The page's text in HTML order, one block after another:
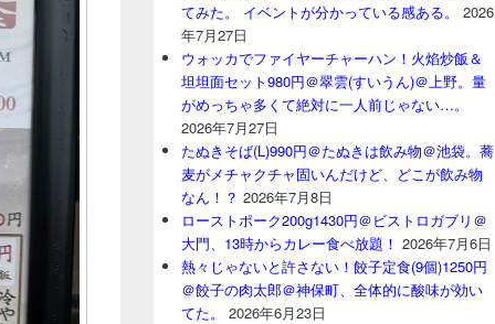
てみた。 イベントが分かっている感ある。
2026
年7月27日
ウォッカでファイヤーチャーハン！火焰炒飯＆
坦坦面セット980円＠翠雲(すいうん)＠上野。量
がめっちゃ多くて絶対に一人前じゃない…。
2026年7月27日
たぬきそば(L)990円＠たぬきは飲み物＠池袋。蕎
麦がメチャクチャ固いんだけど、どこが飲み物
なん！？ 2026年7月8日
ローストポーク200g1430円＠ビストロガブリ＠
大門、13時からカレー食べ放題！ 2026年7月6日
熱々じゃないと許さない！餃子定食(9個)1250円
＠餃子の肉太郎＠神保町、全体的に酸味が効い
てた。
2026年6月23日